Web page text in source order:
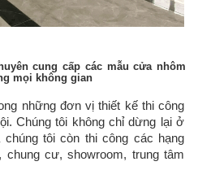
cung cấp các mẫu cửa nhôm
mọi không gian
những đơn vị thiết kế thi công
Chúng tôi không chỉ dừng lại ở
tôi còn thi công các hạng
cư, showroom, trung tâm